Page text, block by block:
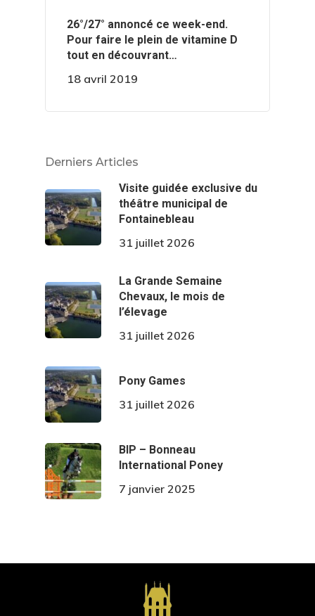
️️26°/27° annoncé ce week-end.
Pour faire le plein de vitamine D
tout en découvrant…
18 avril 2019
Derniers Articles
Visite guidée exclusive du
théâtre municipal de
Fontainebleau
31 juillet 2026
La Grande Semaine
Chevaux, le mois de
l’élevage
31 juillet 2026
Pony Games
31 juillet 2026
BIP – Bonneau
International Poney
7 janvier 2025